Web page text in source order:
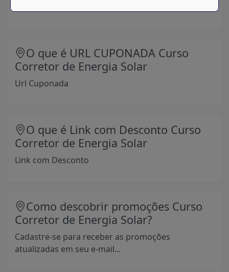
O que é URL CUPONADA Curso
Corretor de Energia Solar
Url Cuponada
O que é Link com Desconto Curso
Corretor de Energia Solar
Link com Desconto
Como descobrir promoções Curso
Corretor de Energia Solar?
Cadastre-se para receber as promoções
atualizadas em seu e-mail...